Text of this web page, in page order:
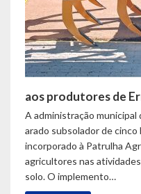
aos produtores de
A administração municipal
arado subsolador de
incorporado à Patrulha
agricultores nas
solo. O implemento…